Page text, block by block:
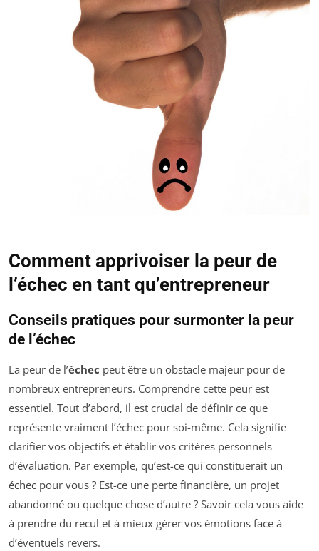
Comment apprivoiser la peur de
l’échec en tant qu’entrepreneur
Conseils pratiques pour surmonter la peur
de l’échec
La peur de l’échec peut être un obstacle majeur pour de
nombreux entrepreneurs. Comprendre cette peur est
essentiel. Tout d’abord, il est crucial de définir ce que
représente vraiment l’échec pour soi-même. Cela signifie
clarifier vos objectifs et établir vos critères personnels
d’évaluation. Par exemple, qu’est-ce qui constituerait un
échec pour vous ? Est-ce une perte financière, un projet
abandonné ou quelque chose d’autre ? Savoir cela vous aide
à prendre du recul et à mieux gérer vos émotions face à
d’éventuels revers.